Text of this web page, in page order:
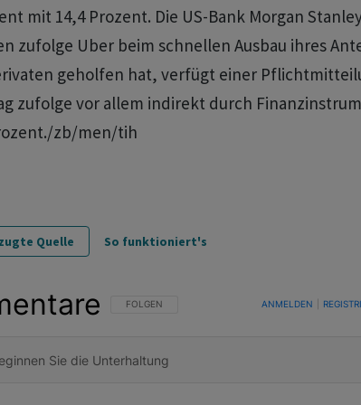
mit 14,4 Prozent. Die US-Bank Morgan
zufolge Uber beim schnellen Ausbau ihres
geholfen hat, verfügt einer
zufolge vor allem indirekt durch
zb/men/tih
Quelle So funktioniert's
FOLGE DIESER UNTERHALTUNG, UM
FOLGEN ANMELDEN